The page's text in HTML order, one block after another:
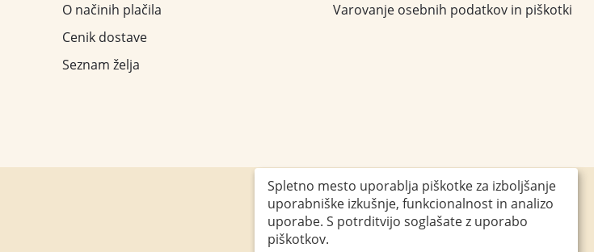
O načinih plačila
Cenik dostave
Seznam želja
Varovanje osebnih podatkov in piškotki
Obiščite nas
Spletno mesto uporablja piškotke za izboljšanje
uporabniške izkušnje, funkcionalnost in analizo
uporabe. S potrditvijo soglašate z uporabo
piškotkov.